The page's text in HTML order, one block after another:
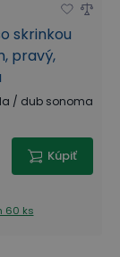
skrinkou
pravý,
/ dub sonoma
Kúpiť
60 ks